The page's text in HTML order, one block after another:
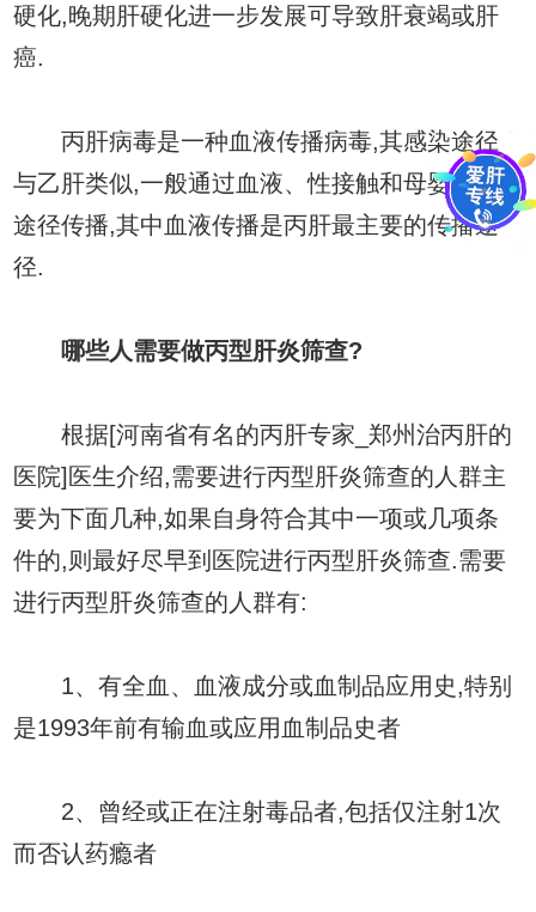
硬化,晚期肝硬化进一步发展可导致肝衰竭或肝
癌.
丙肝病毒是一种血液传播病毒,其感染途径
与乙肝类似,一般通过血液、性接触和母婴三种
途径传播,其中血液传播是丙肝最主要的传播途
径.
哪些人需要做丙型肝炎筛查?
根据[河南省有名的丙肝专家_郑州治丙肝的
医院]医生介绍,需要进行丙型肝炎筛查的人群主
要为下面几种,如果自身符合其中一项或几项条
件的,则最好尽早到医院进行丙型肝炎筛查.需要
进行丙型肝炎筛查的人群有:
1、有全血、血液成分或血制品应用史,特别
是1993年前有输血或应用血制品史者
2、曾经或正在注射毒品者,包括仅注射1次
而否认药瘾者